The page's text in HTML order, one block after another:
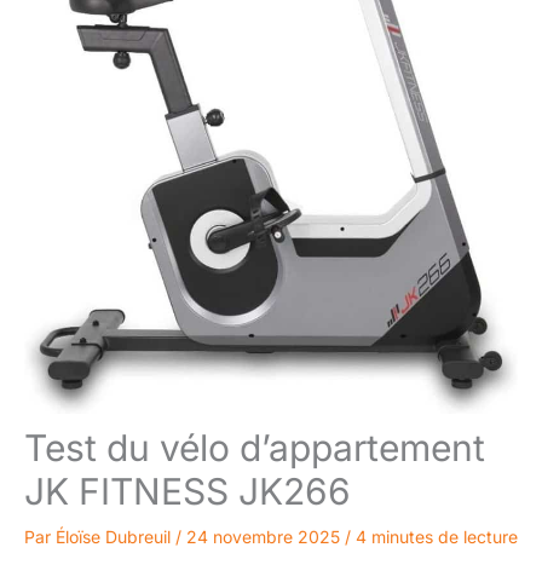
Test du vélo d’appartement
JK FITNESS JK266
Par Éloïse Dubreuil / 24 novembre 2025 / 4 minutes de lecture